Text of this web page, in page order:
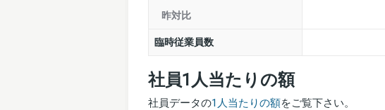
昨対比
臨時従業員数
社員1人当たりの額
社員データの1人当たりの額をご覧下さい。